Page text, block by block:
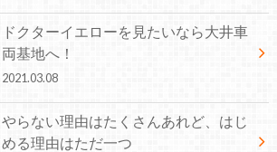
ドクターイエローを見たいなら大井車
両基地へ！
2021.03.08
やらない理由はたくさんあれど、はじ
める理由はただ一つ